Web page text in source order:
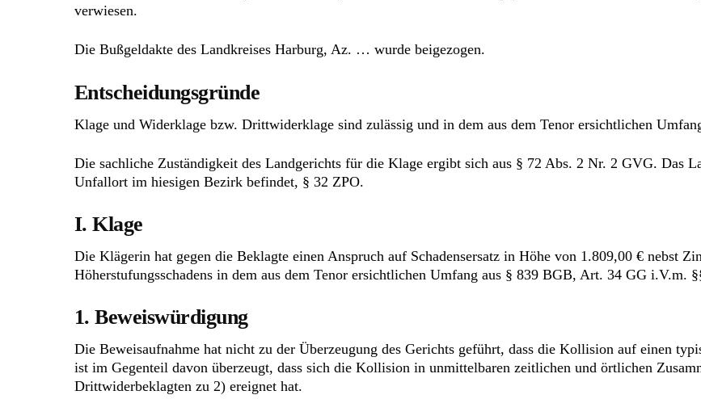
verwiesen.
Die Bußgeldakte des Landkreises Harburg, Az. … wurde beigezogen.
Entscheidungsgründe
Klage und Widerklage bzw. Drittwiderklage sind zulässig und in dem aus dem Tenor ersichtlichen
Die sachliche Zuständigkeit des Landgerichts für die Klage ergibt sich aus § 72 Abs. 2 Nr. 2 GVG. Das
Unfallort im hiesigen Bezirk befindet, § 32 ZPO.
I. Klage
Die Klägerin hat gegen die Beklagte einen Anspruch auf Schadensersatz in Höhe von 1.809,00 € nebst
Höherstufungsschadens in dem aus dem Tenor ersichtlichen Umfang aus § 839 BGB, Art. 34 GG i.V.m.
1. Beweiswürdigung
Die Beweisaufnahme hat nicht zu der Überzeugung des Gerichts geführt, dass die Kollision auf einen
ist im Gegenteil davon überzeugt, dass sich die Kollision in unmittelbaren zeitlichen und örtlichen
Drittwiderbeklagten zu 2) ereignet hat.